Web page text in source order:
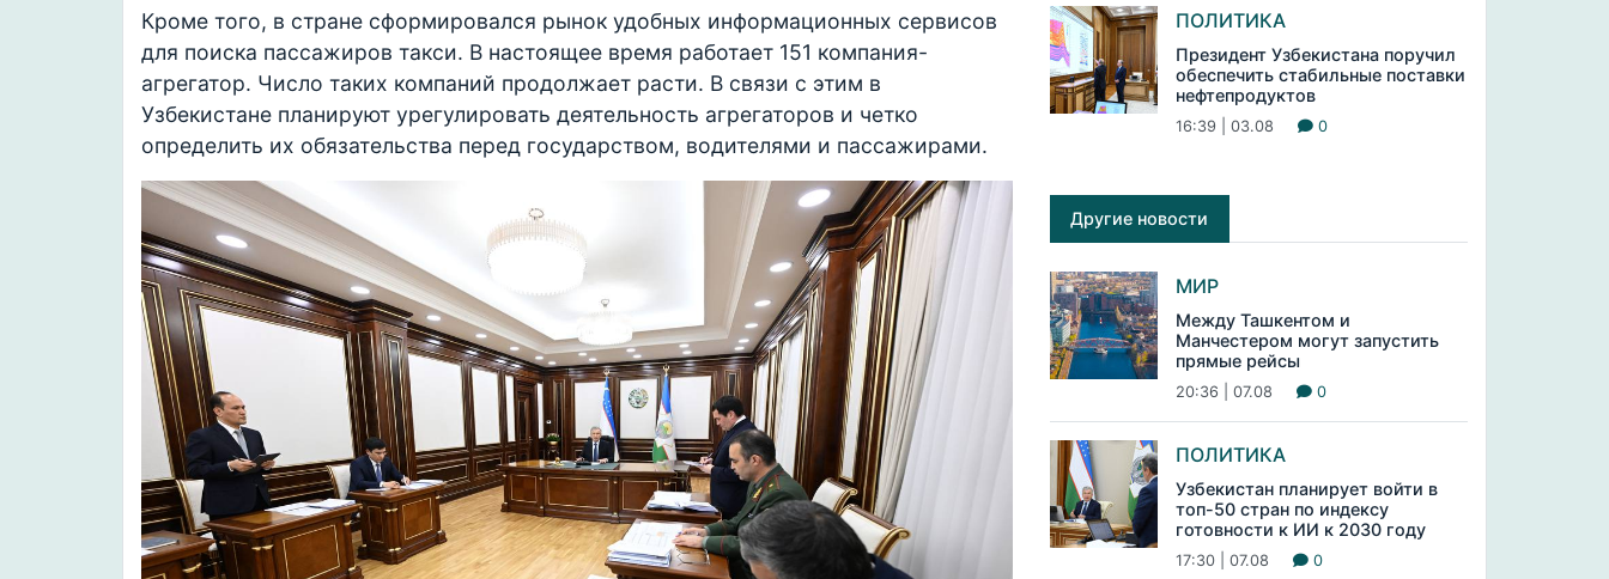
Кроме того, в стране сформировался рынок удобных информационных сервисов
для поиска пассажиров такси. В настоящее время работает 151 компания-
агрегатор. Число таких компаний продолжает расти. В связи с этим в
Узбекистане планируют урегулировать деятельность агрегаторов и четко
определить их обязательства перед государством, водителями и пассажирами.
ПОЛИТИКА
Президент Узбекистана поручил
обеспечить стабильные поставки
нефтепродуктов
16:39 | 03.08 0
Другие новости
МИР
Между Ташкентом и
Манчестером могут запустить
прямые рейсы
20:36 | 07.08 0
ПОЛИТИКА
Узбекистан планирует войти в
топ-50 стран по индексу
готовности к ИИ к 2030 году
17:30 | 07.08 0